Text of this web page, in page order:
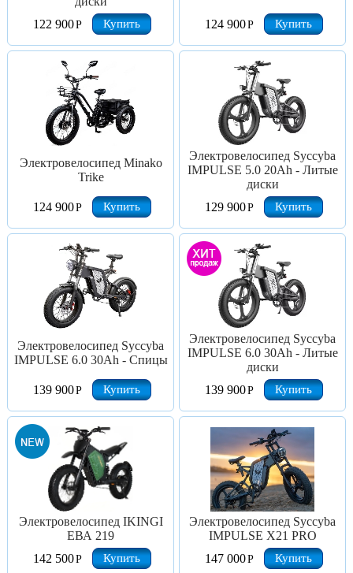
122 900Р Купить 124 900Р Купить
Электровелосипед Minako
Trike
124 900Р Купить
Электровелосипед Syccyba
IMPULSE 5.0 20Ah - Литые
диски
129 900Р Купить
Электровелосипед Syccyba
IMPULSE 6.0 30Ah - Спицы
139 900Р Купить
Электровелосипед Syccyba
IMPULSE 6.0 30Ah - Литые
диски
139 900Р Купить
Электровелосипед IKINGI
ЕВА 219
142 500Р Купить
Электровелосипед Syccyba
IMPULSE X21 PRO
147 000Р Купить